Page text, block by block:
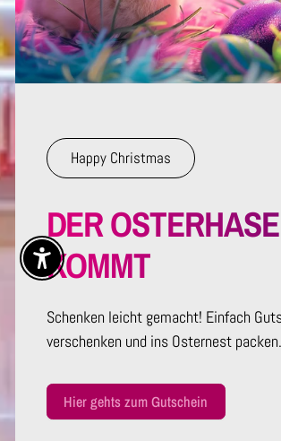
Happy Christmas
DER OSTERHASE
KOMMT
Schenken leicht gemacht! Einfach
verschenken und ins Osternest packen.
Hier gehts zum Gutschein
Enable Accessibility